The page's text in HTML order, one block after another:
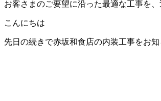
お客さまのご要望に沿った最適な工事を
こんにちは
先日の続きで赤坂和食店の内装工事をお知